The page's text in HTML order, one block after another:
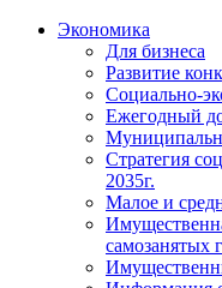
Экономика
Для бизнеса
Развитие
Социально-
Ежегодный
Стратегия
2035г.
Малое и
самозанятых